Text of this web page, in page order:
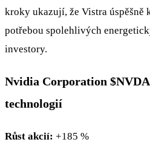
kroky ukazují, že Vistra úspěšně
potřebou spolehlivých
investory.
Nvidia Corporation $NVDA
technologií
Růst akcií: +185 %